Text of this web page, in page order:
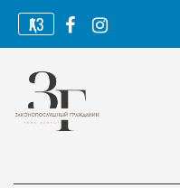
Перейти
содержимому
ҚАЗ